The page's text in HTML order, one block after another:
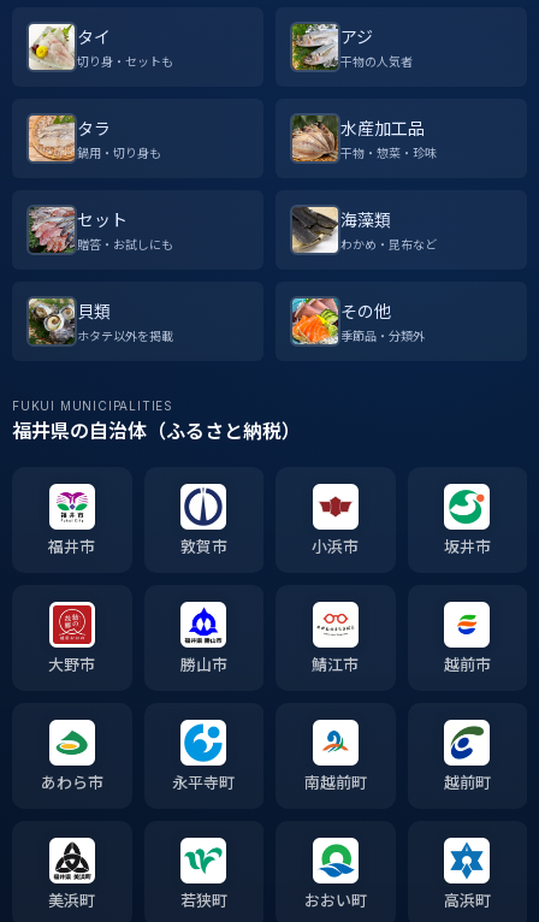
タイ
切り身・セットも
アジ
干物の人気者
タラ
鍋用・切り身も
水産加工品
干物・惣菜・珍味
セット
贈答・お試しにも
海藻類
わかめ・昆布など
貝類
ホタテ以外を掲載
その他
季節品・分類外
FUKUI MUNICIPALITIES
福井県の自治体（ふるさと納税）
福井市 敦賀市 小浜市 坂井市
大野市 勝山市 鯖江市 越前市
あわら市 永平寺町 南越前町 越前町
美浜町 若狭町 おおい町 高浜町